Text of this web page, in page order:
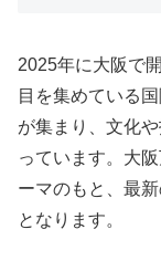
2025年に大阪で
目を集めている
が集まり、文化
っています。大
ーマのもと、最
となります。